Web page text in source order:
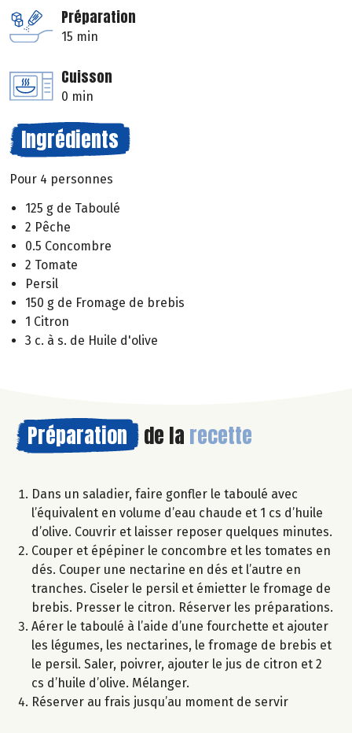
Préparation
15 min
Cuisson
0 min
Ingrédients
Pour 4 personnes
125 g de Taboulé
2 Pêche
0.5 Concombre
2 Tomate
Persil
150 g de Fromage de brebis
1 Citron
3 c. à s. de Huile d'olive
Préparation de la recette
Dans un saladier, faire gonfler le taboulé avec
l’équivalent en volume d’eau chaude et 1 cs d’huile
d’olive. Couvrir et laisser reposer quelques minutes.
Couper et épépiner le concombre et les tomates en
dés. Couper une nectarine en dés et l’autre en
tranches. Ciseler le persil et émietter le fromage de
brebis. Presser le citron. Réserver les préparations.
Aérer le taboulé à l’aide d’une fourchette et ajouter
les légumes, les nectarines, le fromage de brebis et
le persil. Saler, poivrer, ajouter le jus de citron et 2
cs d’huile d’olive. Mélanger.
Réserver au frais jusqu’au moment de servir